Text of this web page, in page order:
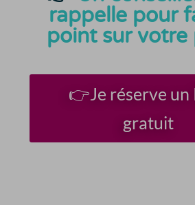
rappelle pour
point sur votre
👉Je réserve un
gratuit